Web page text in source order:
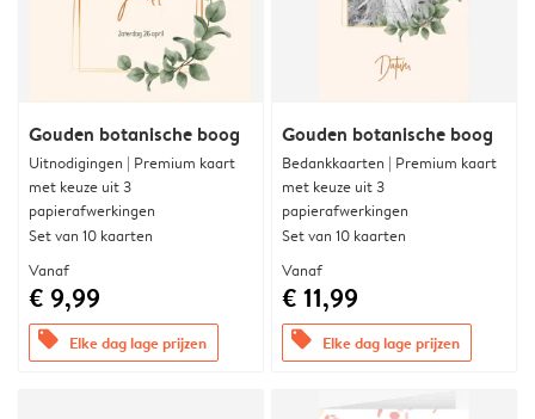
Gouden botanische boog
Uitnodigingen | Premium kaart
met keuze uit 3
papierafwerkingen
Set van 10 kaarten
Vanaf
€ 9,99
offers Elke dag lage prijzen
Gouden botanische boog
Bedankkaarten | Premium kaart
met keuze uit 3
papierafwerkingen
Set van 10 kaarten
Vanaf
€ 11,99
offers Elke dag lage prijzen